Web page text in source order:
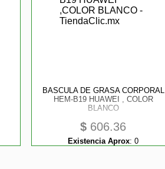
BASCULA DE GRASA CORPORAL
HEM-B19 HUAWEI , COLOR
BLANCO
$ 606.36
Existencia Aprox: 0